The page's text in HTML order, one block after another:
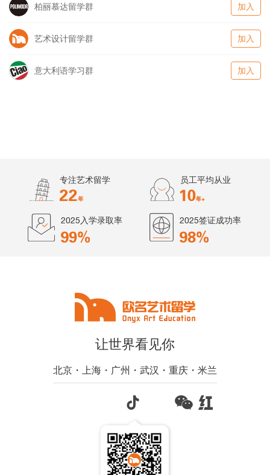
柏丽慕达留学群 加入
艺术设计留学群 加入
意大利语学习群 加入
专注艺术留学 员工平均从业
2025入学录取率 2025签证成功率
让世界看见你
北京・上海・广州・武汉・重庆・米兰